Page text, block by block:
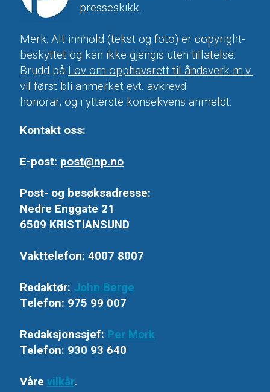
presseskikk.
Merk: Alt innhold (tekst og foto) er copyright-
beskyttet og kan ikke gjengis uten tillatelse.
Brudd på Lov om opphavsrett til åndsverk m.v.
vil først bli anmerket evt. avkrevd
honorar, og i ytterste konsekvens anmeldt.
Kontakt oss:
E-post: post@np.no
Post- og besøksadresse:
Nedre Enggate 21
6509 KRISTIANSUND
Vakttelefon: 4007 8007
Redaktør: John Berge
Telefon: 975 99 007
Redaksjonssjef: Per Mork
Telefon: 930 93 640
Vårevilkår.